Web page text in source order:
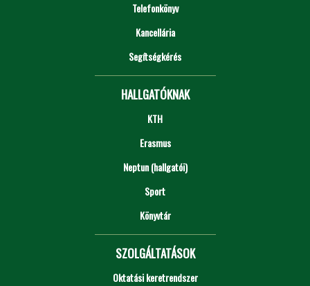
Telefonkönyv
Kancellária
Segítségkérés
HALLGATÓKNAK
KTH
Erasmus
Neptun (hallgatói)
Sport
Könyvtár
SZOLGÁLTATÁSOK
Oktatási keretrendszer